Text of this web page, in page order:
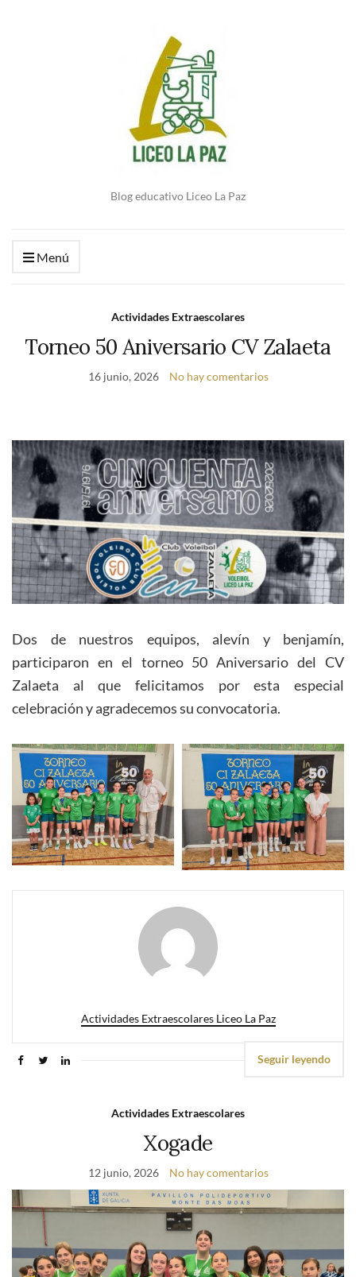
Blog educativo Liceo La Paz
Menú
Actividades Extraescolares
Torneo 50 Aniversario CV Zalaeta
16 junio, 2026 No hay comentarios
Dos de nuestros equipos, alevín y benjamín,
participaron en el torneo 50 Aniversario del CV
Zalaeta al que felicitamos por esta especial
celebración y agradecemos su convocatoria.
Actividades Extraescolares Liceo La Paz
Seguir leyendo
Actividades Extraescolares
Xogade
12 junio, 2026 No hay comentarios